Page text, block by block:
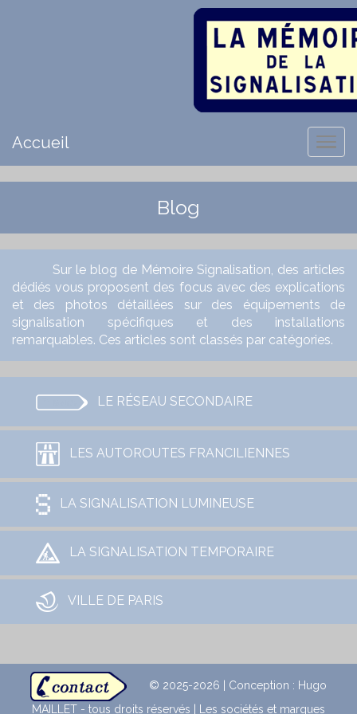
Accueil
Blog
Sur le blog de Mémoire Signalisation, des articles
dédiés vous proposent des focus avec des explications
et des photos détaillées sur des équipements de
signalisation spécifiques et des installations
remarquables. Ces articles sont classés par catégories.
LE RÉSEAU SECONDAIRE
LES AUTOROUTES FRANCILIENNES
LA SIGNALISATION LUMINEUSE
LA SIGNALISATION TEMPORAIRE
VILLE DE PARIS
© 2025-2026 | Conception : Hugo
MAILLET - tous droits réservés | Les sociétés et marques